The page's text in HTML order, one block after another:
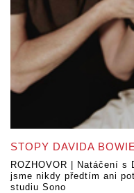
STOPY DAVIDA
ROZHOVOR | Natáčení s
jsme nikdy předtím ani
studiu Sono